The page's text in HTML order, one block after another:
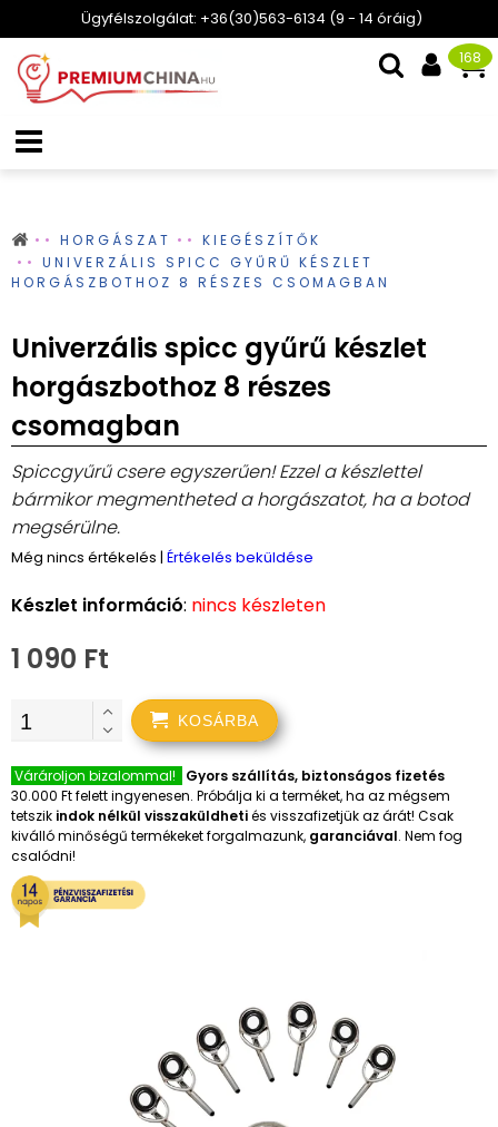
Ügyfélszolgálat: +36(30)563-6134 (9 - 14 óráig)
168
HORGÁSZAT
KIEGÉSZÍTŐK
UNIVERZÁLIS SPICC GYŰRŰ KÉSZLET
HORGÁSZBOTHOZ 8 RÉSZES CSOMAGBAN
Univerzális spicc gyűrű készlet
horgászbothoz 8 részes
csomagban
Spiccgyűrű csere egyszerűen! Ezzel a készlettel
bármikor megmentheted a horgászatot, ha a botod
megsérülne.
Még nincs értékelés | Értékelés beküldése
Készlet információ: nincs készleten
1 090 Ft
KOSÁRBA
Várároljon bizalommal!
Gyors szállítás, biztonságos fizetés
30.000 Ft felett ingyenesen. Próbálja ki a terméket, ha az mégsem
tetszik indok nélkül visszaküldhetiés visszafizetjük az árát! Csak
kiválló minőségű termékeket forgalmazunk, garanciával. Nem fog
csalódni!